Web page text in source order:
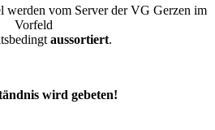
werden vom Server der VG Gerzen im
Vorfeld
aussortiert.
wird gebeten!